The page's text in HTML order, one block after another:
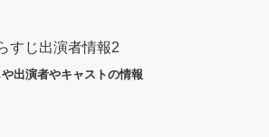
すじ出演者情報2
出演者やキャストの情報